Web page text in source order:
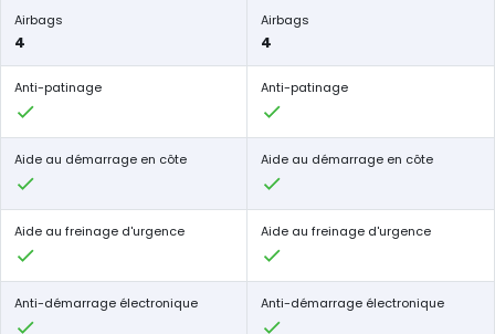
Airbags
4
Airbags
4
Anti-patinage Anti-patinage
Aide au démarrage en côte Aide au démarrage en côte
Aide au freinage d'urgence Aide au freinage d'urgence
Anti-démarrage électronique Anti-démarrage électronique